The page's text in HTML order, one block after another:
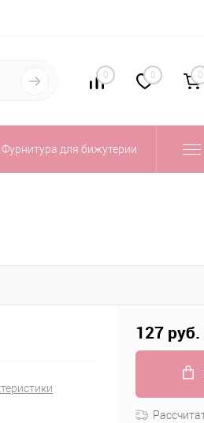
0 0 0
Фурнитура для бижутерии
127 руб.